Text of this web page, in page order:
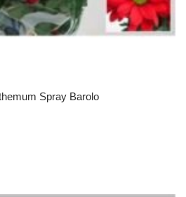
Spray Barolo